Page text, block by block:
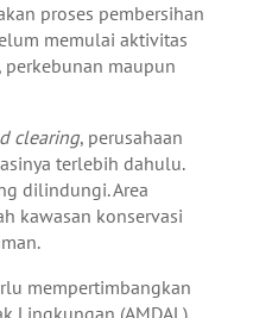
proses pembersihan
memulai aktivitas
perkebunan maupun
clearing, perusahaan
terlebih dahulu.
dilindungi. Area
kawasan konservasi
mempertimbangkan